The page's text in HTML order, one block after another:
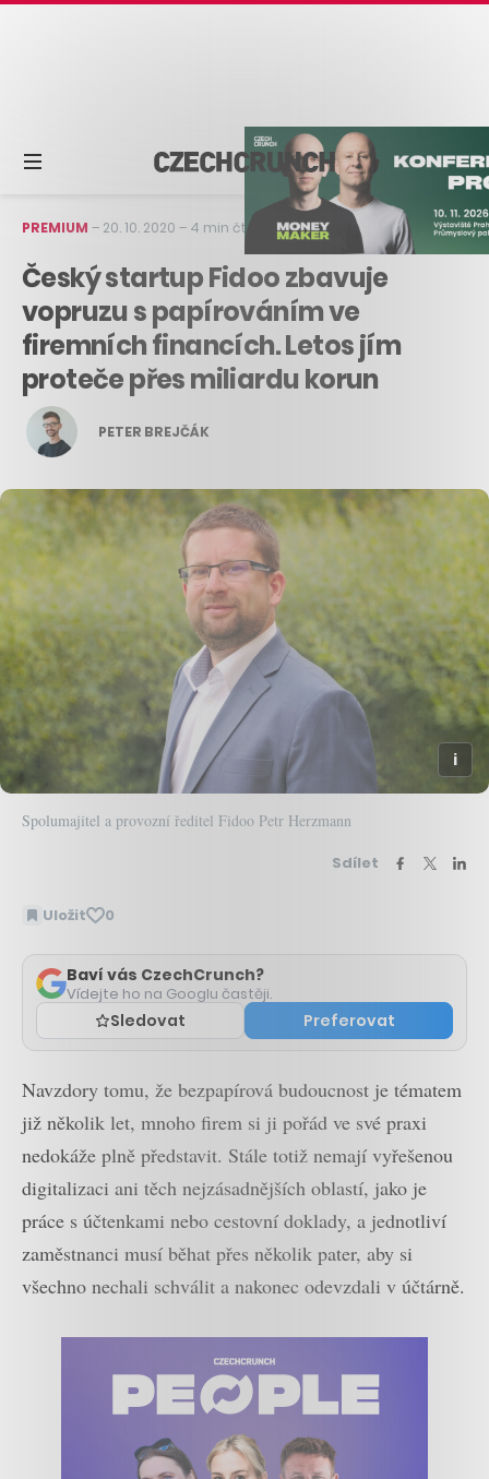
PREMIUM – 20. 10. 2020 – 4 min čtení
Český startup Fidoo zbavuje
vopruzu s papírováním ve
firemních financích. Letos jím
proteče přes miliardu korun
PETER BREJČÁK
Spolumajitel a provozní ředitel Fidoo Petr Herzmann
Sdílet
Uložit 0
Baví vás CzechCrunch?
Vídejte ho na Googlu častěji.
Sledovat Preferovat
Navzdory tomu, že bezpapírová budoucnost je tématem
již několik let, mnoho firem si ji pořád ve své praxi
nedokáže plně představit. Stále totiž nemají vyřešenou
digitalizaci ani těch nejzásadnějších oblastí, jako je
práce s účtenkami nebo cestovní doklady, a jednotliví
zaměstnanci musí běhat přes několik pater, aby si
všechno nechali schválit a nakonec odevzdali v účtárně.